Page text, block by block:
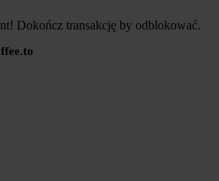
Dokończ transakcję by odblokować.